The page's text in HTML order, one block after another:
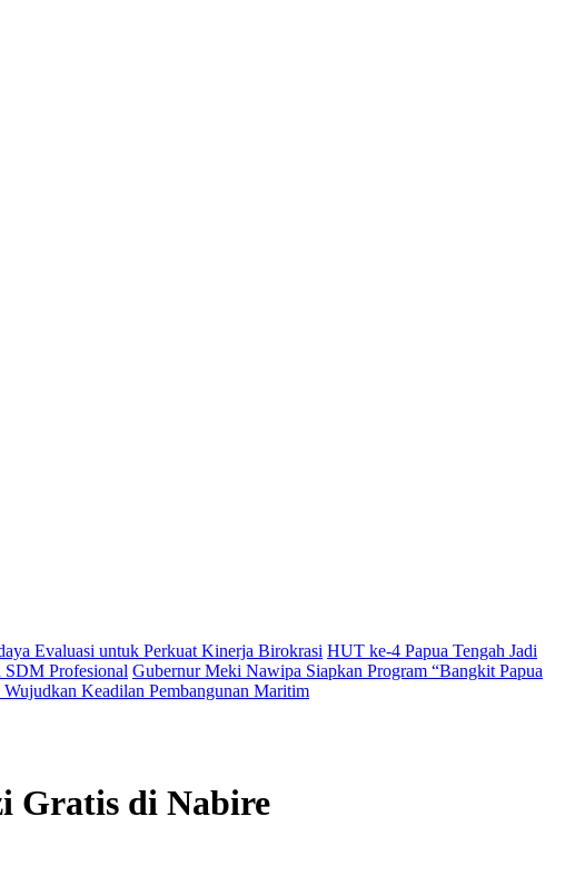
Evaluasi untuk Perkuat Kinerja Birokrasi HUT ke-4 Papua Tengah Jadi
Profesional Gubernur Meki Nawipa Siapkan Program “Bangkit Papua
Keadilan Pembangunan Maritim
Gratis di Nabire